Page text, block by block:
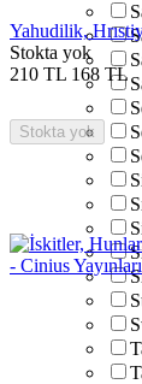
Yahudilik,
Stokta yok
210 TL 168 TL
Stokta yok